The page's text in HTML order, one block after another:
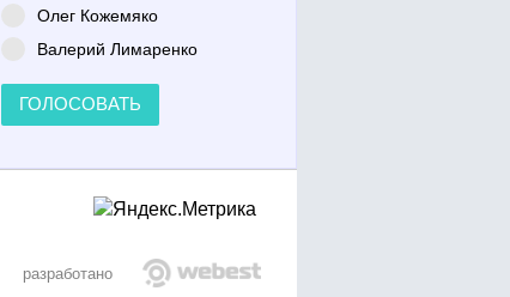
Олег Кожемяко
Валерий Лимаренко
ГОЛОСОВАТЬ
разработано